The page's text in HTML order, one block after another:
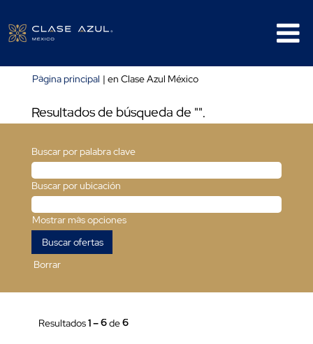
Página principal | en Clase Azul México(página
Resultados de búsqueda de "".
Buscar por palabra clave
Buscar por ubicación
Mostrar más opciones
Borrar
Resultados1 – 6de6